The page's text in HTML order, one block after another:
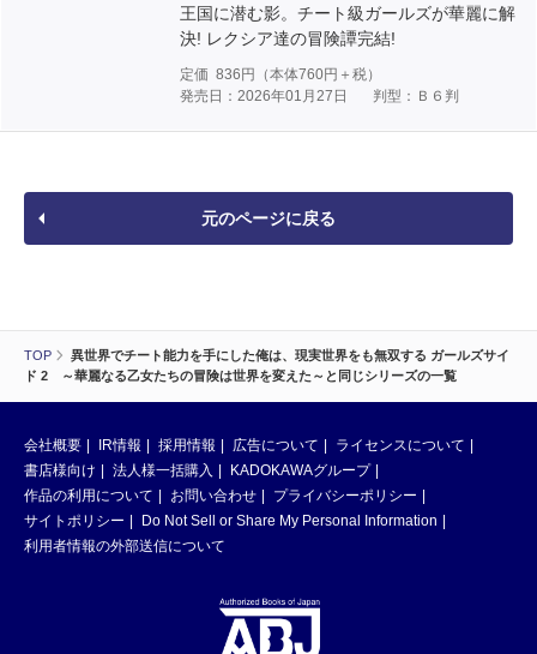
TOP
異世界でチート能力を手にした俺は、現実世界をも無双する ガールズサイ
ド 2 ～華麗なる乙女たちの冒険は世界を変えた～と同じシリーズの一覧
王国に潜む影。チート級ガールズが華麗に解
決! レクシア達の冒険譚完結!
定価 836 円（本体760円＋税）
発売日：2026年01月27日
判型：Ｂ６判
元のページに戻る
会社概要 IR情報 採用情報 広告について
ライセンスについて
書店様向け
法人様一括購入
KADOKAWAグループ
作品の利用について
お問い合わせ
プライバシーポリシー
サイトポリシー
Do Not Sell or Share My Personal Information
利用者情報の外部送信について